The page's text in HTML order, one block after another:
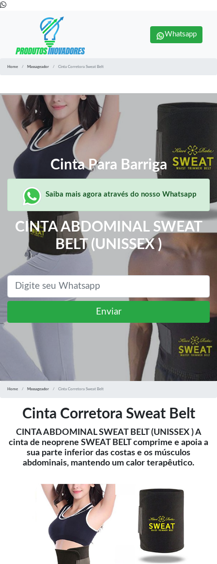
Whatsapp
Home Massageador Cinta Corretora Sweat Belt
Cinta Para Barriga
Saiba mais agora através do nosso Whatsapp
CINTA ABDOMINAL SWEAT
BELT (UNISSEX )
Enviar
Home Massageador Cinta Corretora Sweat Belt
Cinta Corretora Sweat Belt
CINTA ABDOMINAL SWEAT BELT (UNISSEX ) A
cinta de neoprene SWEAT BELT comprime e apoia a
sua parte inferior das costas e os músculos
abdominais, mantendo um calor terapêutico.